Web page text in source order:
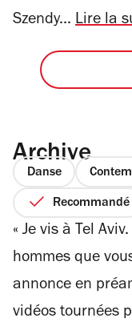
Szendy... Lire la
Archive
Danse
Recommandé
« Je vis à Tel
hommes que
annonce en
vidéos tournées